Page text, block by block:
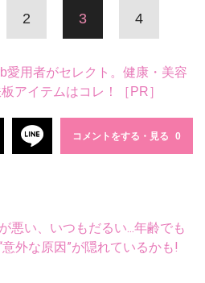
2 3 4
愛用者がセレクト。健康・美容
アイテムはコレ！［PR］
コメントをする・見る
悪い、いつもだるい...年齢でも
外な原因”が隠れているかも!